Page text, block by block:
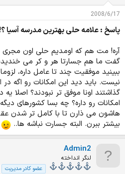
2008/6/17
پاسخ : علامه حلی بهترین مدرسه آسیا ؟!
آره! مت هم که اومدیم حلی اون مجری
گفت ما هم جسارتا هر و کر می
ببینید موفقیت چند تا عامل داره،
نیست. باید دید این امکانات رو اگه
گذاشتند اونا موفق تر نبودند؟ اصلا
امکانات رو داره؟ چه بسا کشورهای
هاشون می ذارن تا با کامل تر شدن
بیشتر ببرن. البته جسارت نباشه ها..
Admin2
لنگر انداخته
عضو کادر مدیریت